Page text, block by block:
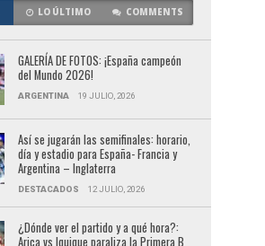
LO ÚLTIMO COMMENTS
GALERÍA DE FOTOS: ¡España campeón
del Mundo 2026!
ARGENTINA 19 JULIO, 2026
Así se jugarán las semifinales: horario,
día y estadio para España- Francia y
Argentina – Inglaterra
DESTACADOS 12 JULIO, 2026
¿Dónde ver el partido y a qué hora?:
Arica vs Iquique paraliza la Primera B